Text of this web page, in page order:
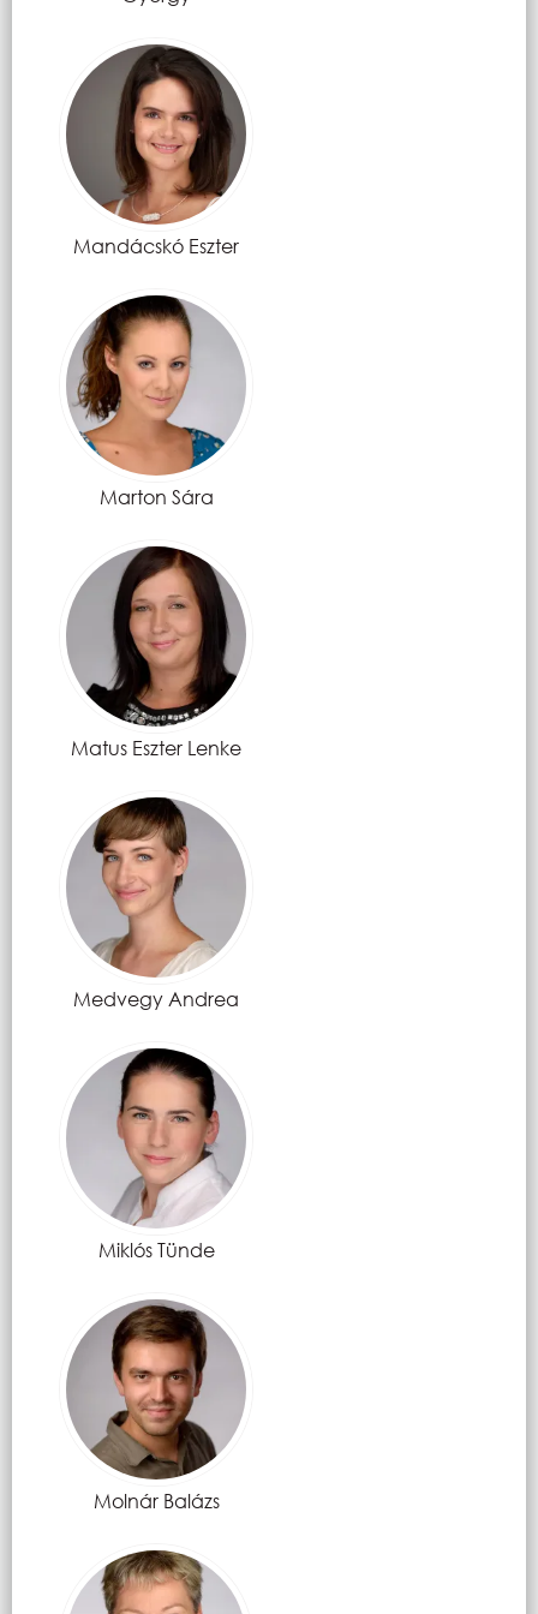
Mandácskó Eszter
Marton Sára
Matus Eszter Lenke
Medvegy Andrea
Miklós Tünde
Molnár Balázs